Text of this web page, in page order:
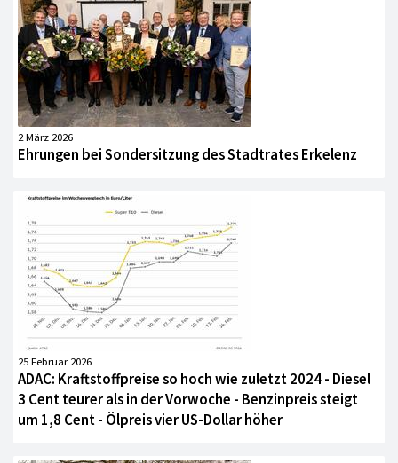
2 März 2026
Ehrungen bei Sondersitzung des Stadtrates Erkelenz
25 Februar 2026
ADAC: Kraftstoffpreise so hoch wie zuletzt 2024 - Diesel
3 Cent teurer als in der Vorwoche - Benzinpreis steigt
um 1,8 Cent - Ölpreis vier US-Dollar höher